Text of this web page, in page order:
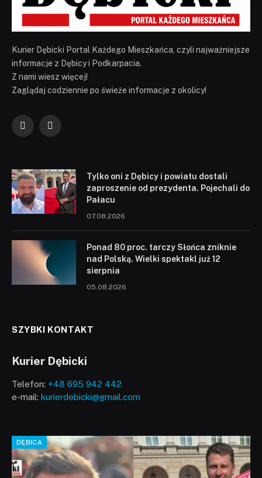
Kurier Dębicki Portal Każdego Mieszkańca, czyli najważniejsze
informacje z Dębicy i Podkarpacia.
Z nami wiesz więcej!
Zaglądaj codziennie po świeże informacje z okolicy!
FacebookYouTube
Tylko oni z Dębicy i powiatu dostali
zaproszenie od prezydenta. Pojechali do
Pałacu
07.08.2026
Ponad 80 proc. tarczy Słońca zniknie
nad Polską. Wielki spektakl już 12
sierpnia
05.08.2026
SZYBKI KONTAKT
Kurier Dębicki
Telefon: +48 695 942 442
e-mail: kurierdebicki@gmail.com
DĘBICA